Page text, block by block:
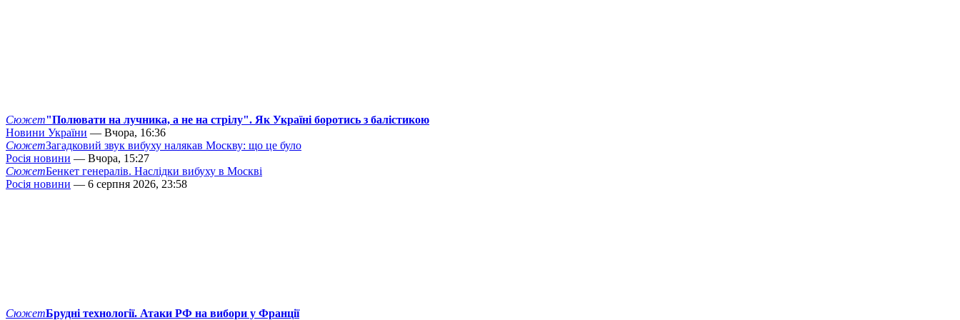
Сюжет"Полювати на лучника, а не на стрілу". Як Україні боротись з балістикою
Новини України — Вчора, 16:36
СюжетЗагадковий звук вибуху налякав Москву: що це було
Росія новини — Вчора, 15:27
СюжетБенкет генералів. Наслідки вибуху в Москві
Росія новини — 6 серпня 2026, 23:58
СюжетБрудні технології. Атаки РФ на вибори у Франції